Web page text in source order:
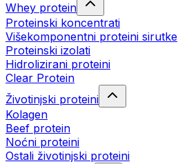
Whey protein
Proteinski koncentrati
Višekomponentni proteini sirutke
Proteinski izolati
Hidrolizirani proteini
Clear Protein
Životinjski proteini
Kolagen
Beef protein
Noćni proteini
Ostali životinjski proteini